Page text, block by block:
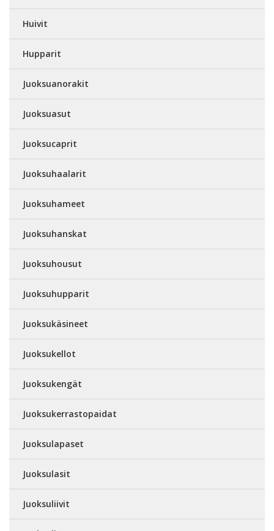
Huivit
Hupparit
Juoksuanorakit
Juoksuasut
Juoksucaprit
Juoksuhaalarit
Juoksuhameet
Juoksuhanskat
Juoksuhousut
Juoksuhupparit
Juoksukäsineet
Juoksukellot
Juoksukengät
Juoksukerrastopaidat
Juoksulapaset
Juoksulasit
Juoksuliivit